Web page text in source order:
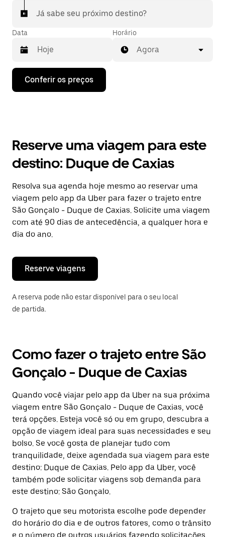
Já sabe seu próximo destino?
Data
Pressione
seta
o
e
uma
data.
Pressione
a
tecla
“ESC”
para
o
calendário.
Horário
Agora
Conferir os preços
Reserve uma viagem para este
destino: Duque de Caxias
Resolva sua agenda hoje mesmo ao reservar uma
viagem pelo app da Uber para fazer o trajeto entre
São Gonçalo - Duque de Caxias. Solicite uma viagem
com até 90 dias de antecedência, a qualquer hora e
dia do ano.
Reserve viagens
A reserva pode não estar disponível para o seu local
de partida.
Como fazer o trajeto entre São
Gonçalo - Duque de Caxias
Quando você viajar pelo app da Uber na sua próxima
viagem entre São Gonçalo - Duque de Caxias, você
terá opções. Esteja você só ou em grupo, descubra a
opção de viagem ideal para suas necessidades e seu
bolso. Se você gosta de planejar tudo com
tranquilidade, deixe agendada sua viagem para este
destino: Duque de Caxias. Pelo app da Uber, você
também pode solicitar viagens sob demanda para
este destino: São Gonçalo.
O trajeto que seu motorista escolhe pode depender
do horário do dia e de outros fatores, como o trânsito